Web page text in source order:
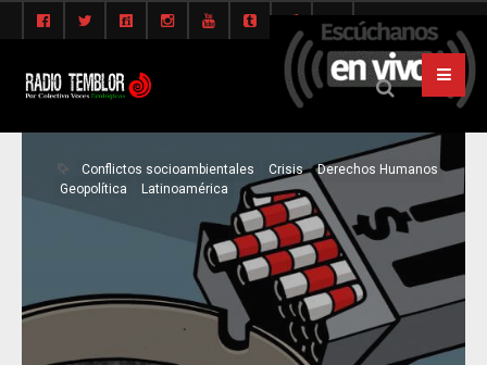
Conflictos socioambientales Crisis
Derechos Humanos
Geopolítica
Latinoamérica